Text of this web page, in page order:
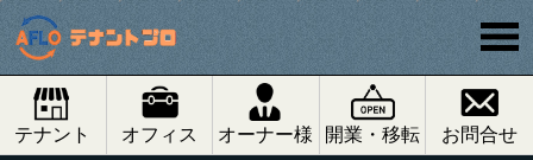
テナント オフィス オーナー様 開業・移転 お問合せ